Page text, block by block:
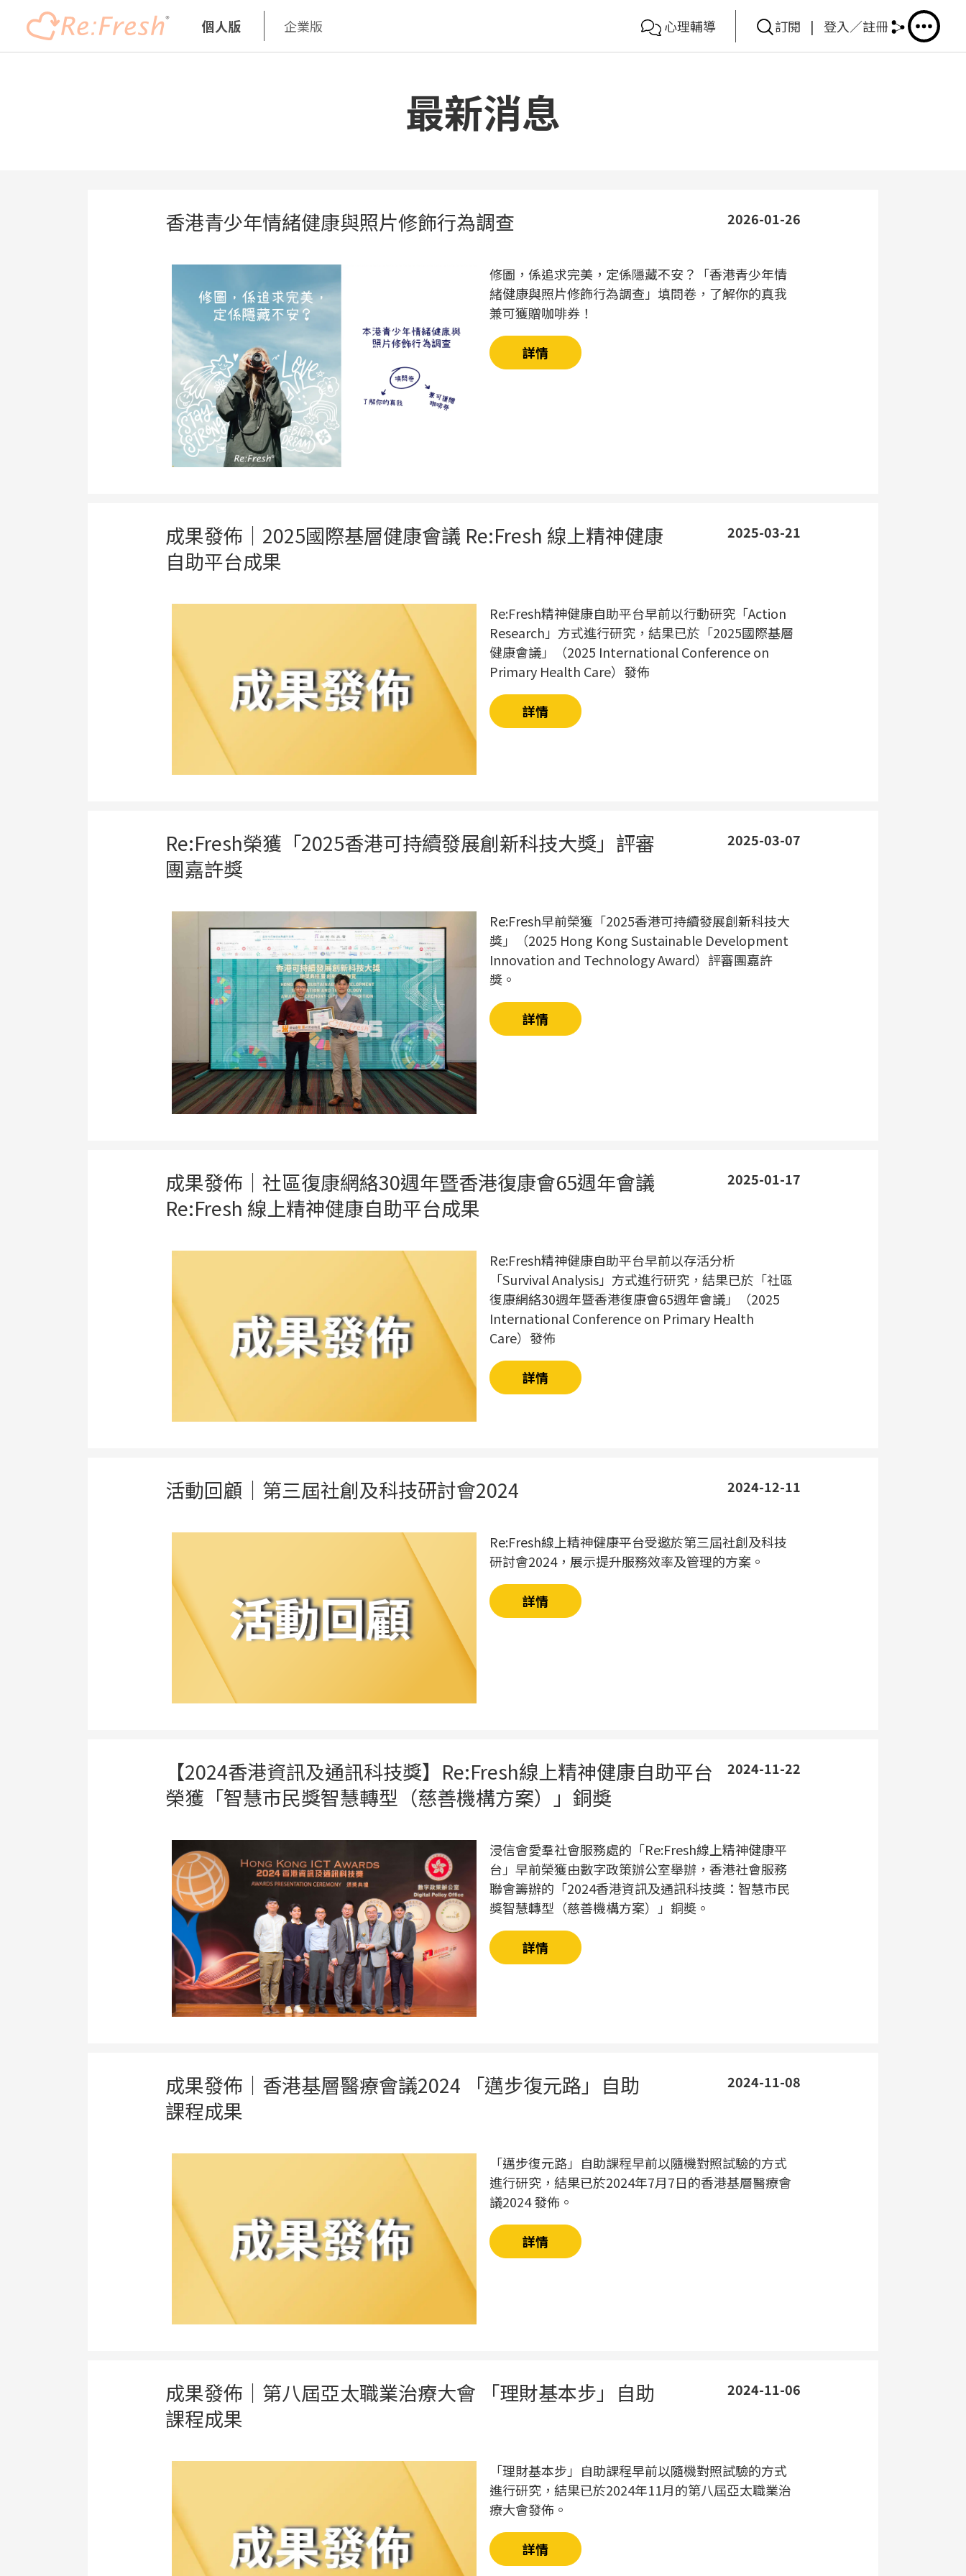
個人版 企業版 心理輔導 訂閱 | 登入／註冊
最新消息
2026-01-26
香港青少年情緒健康與照片修飾行為調查
修圖，係追求完美，定係隱藏不安？「香港青少年情
緒健康與照片修飾行為調查」填問卷，了解你的真我
兼可獲贈咖啡券！
詳情
2025-03-21
成果發佈｜2025國際基層健康會議 Re:Fresh 線上精神健康
自助平台成果
Re:Fresh精神健康自助平台早前以行動研究「Action
Research」方式進行研究，結果已於「2025國際基層
健康會議」（2025 International Conference on
Primary Health Care）發佈
詳情
2025-03-07
Re:Fresh榮獲「2025香港可持續發展創新科技大獎」評審
團嘉許獎
Re:Fresh早前榮獲「2025香港可持續發展創新科技大
獎」（2025 Hong Kong Sustainable Development
Innovation and Technology Award）評審團嘉許
獎。
詳情
2025-01-17
成果發佈｜社區復康網絡30週年暨香港復康會65週年會議
Re:Fresh 線上精神健康自助平台成果
Re:Fresh精神健康自助平台早前以存活分析
「Survival Analysis」方式進行研究，結果已於「社區
復康網絡30週年暨香港復康會65週年會議」（2025
International Conference on Primary Health
Care）發佈
詳情
2024-12-11
活動回顧｜第三屆社創及科技研討會2024
Re:Fresh線上精神健康平台受邀於第三屆社創及科技
研討會2024，展示提升服務效率及管理的方案。
詳情
2024-11-22
【2024香港資訊及通訊科技獎】Re:Fresh線上精神健康自助平台
榮獲「智慧市民獎智慧轉型（慈善機構方案）」銅奬
浸信會愛羣社會服務處的「Re:Fresh線上精神健康平
台」早前榮獲由數字政策辦公室舉辦，香港社會服務
聯會籌辦的「2024香港資訊及通訊科技獎：智慧市民
獎智慧轉型（慈善機構方案）」銅奬。
詳情
2024-11-08
成果發佈｜香港基層醫療會議2024 「邁步復元路」自助
課程成果
「邁步復元路」自助課程早前以隨機對照試驗的方式
進行研究，結果已於2024年7月7日的香港基層醫療會
議2024 發佈。
詳情
2024-11-06
成果發佈｜第八屆亞太職業治療大會 「理財基本步」自助
課程成果
「理財基本步」自助課程早前以隨機對照試驗的方式
進行研究，結果已於2024年11月的第八屆亞太職業治
療大會發佈。
詳情